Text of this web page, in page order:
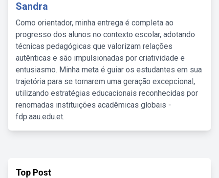
Sandra
Como orientador, minha entrega é completa ao
progresso dos alunos no contexto escolar, adotando
técnicas pedagógicas que valorizam relações
autênticas e são impulsionadas por criatividade e
entusiasmo. Minha meta é guiar os estudantes em sua
trajetória para se tornarem uma geração excepcional,
utilizando estratégias educacionais reconhecidas por
renomadas instituições acadêmicas globais -
fdp.aau.edu.et.
Top Post